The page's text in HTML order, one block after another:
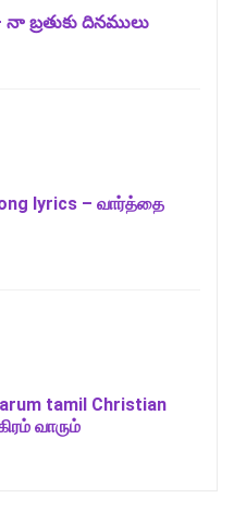
నా బ్రతుకు దినములు
lyrics – வார்த்தை
tamil Christian
வாரும்